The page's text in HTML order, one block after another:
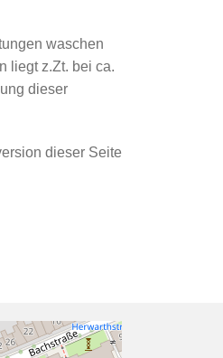
waschen
liegt z.Zt. bei ca.
dieser
dieser Seite